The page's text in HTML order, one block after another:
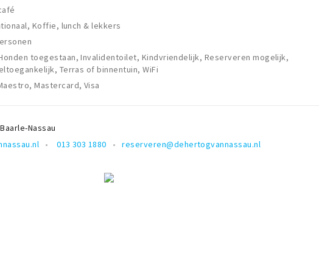
Koffie, lunch & lekkers
toegestaan, Invalidentoilet, Kindvriendelijk, Reserveren mogelijk,
Terras of binnentuin, WiFi
Mastercard, Visa
Baarle-Nassau
013 303 1880 reserveren@dehertogvannassau.nl